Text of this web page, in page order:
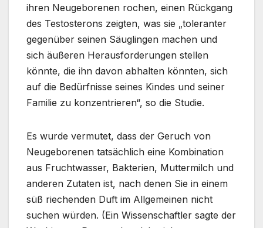
ihren Neugeborenen rochen, einen Rückgang
des Testosterons zeigten, was sie „toleranter
gegenüber seinen Säuglingen machen und
sich äußeren Herausforderungen stellen
könnte, die ihn davon abhalten könnten, sich
auf die Bedürfnisse seines Kindes und seiner
Familie zu konzentrieren“, so die Studie.
Es wurde vermutet, dass der Geruch von
Neugeborenen tatsächlich eine Kombination
aus Fruchtwasser, Bakterien, Muttermilch und
anderen Zutaten ist, nach denen Sie in einem
süß riechenden Duft im Allgemeinen nicht
suchen würden. (Ein Wissenschaftler sagte der